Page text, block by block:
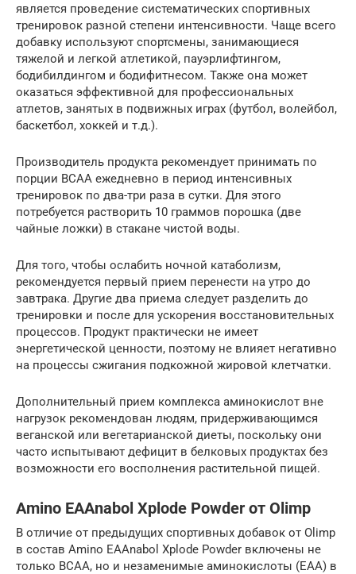
является проведение систематических спортивных
тренировок разной степени интенсивности. Чаще всего
добавку используют спортсмены, занимающиеся
тяжелой и легкой атлетикой, пауэрлифтингом,
бодибилдингом и бодифитнесом. Также она может
оказаться эффективной для профессиональных
атлетов, занятых в подвижных играх (футбол, волейбол,
баскетбол, хоккей и т.д.).
Производитель продукта рекомендует принимать по
порции BCAA ежедневно в период интенсивных
тренировок по два-три раза в сутки. Для этого
потребуется растворить 10 граммов порошка (две
чайные ложки) в стакане чистой воды.
Для того, чтобы ослабить ночной катаболизм,
рекомендуется первый прием перенести на утро до
завтрака. Другие два приема следует разделить до
тренировки и после для ускорения восстановительных
процессов. Продукт практически не имеет
энергетической ценности, поэтому не влияет негативно
на процессы сжигания подкожной жировой клетчатки.
Дополнительный прием комплекса аминокислот вне
нагрузок рекомендован людям, придерживающимся
веганской или вегетарианской диеты, поскольку они
часто испытывают дефицит в белковых продуктах без
возможности его восполнения растительной пищей.
Amino EAAnabol Xplode Powder от Olimp
В отличие от предыдущих спортивных добавок от Olimp
в состав Amino EAAnabol Xplode Powder включены не
только ВСАА, но и незаменимые аминокислоты (ЕАА) в